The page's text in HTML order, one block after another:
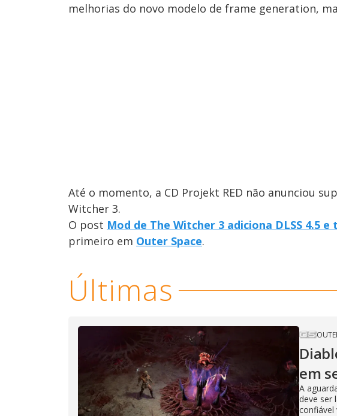
melhorias do novo modelo de frame generation,
Até o momento, a CD Projekt RED não anunciou
Witcher 3.
O post Mod de The Witcher 3 adiciona DLSS 4.5
primeiro em Outer Space.
Últimas
em
A
deve ser
confiável